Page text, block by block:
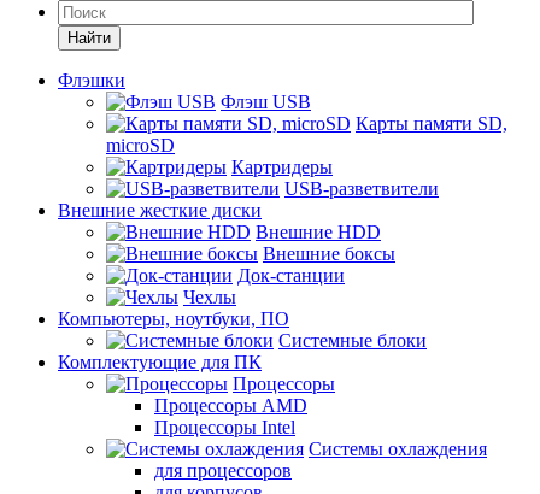
Найти
Флэшки
Флэш USB
Карты памяти SD,
microSD
Картридеры
USB-разветвители
Внешние жесткие диски
Внешние HDD
Внешние боксы
Док-станции
Чехлы
Компьютеры, ноутбуки, ПО
Системные блоки
Комплектующие для ПК
Процессоры
Процессоры AMD
Процессоры Intel
Системы охлаждения
для процессоров